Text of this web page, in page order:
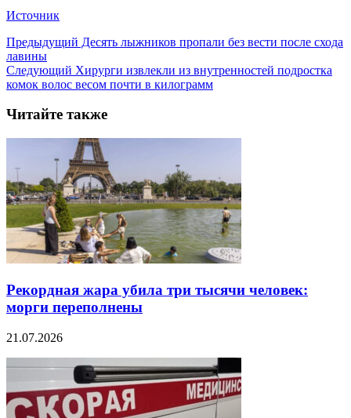
Источник
Предыдущий Десять лыжников пропали без вести после схода
лавины
Следующий Хирурги извлекли из внутренностей подростка
комок волос весом почти в килограмм
Читайте также
Рекордная жара убила три тысячи человек:
морги переполнены
21.07.2026